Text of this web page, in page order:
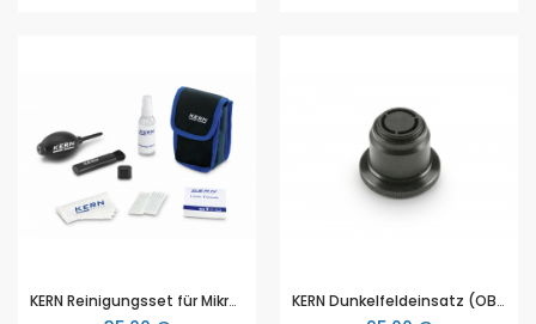
KERN Reinigungsset für Mikroskope (OCS 901), 7 teilig KERN Dunkelfeldeinsatz (OBB-A1150)